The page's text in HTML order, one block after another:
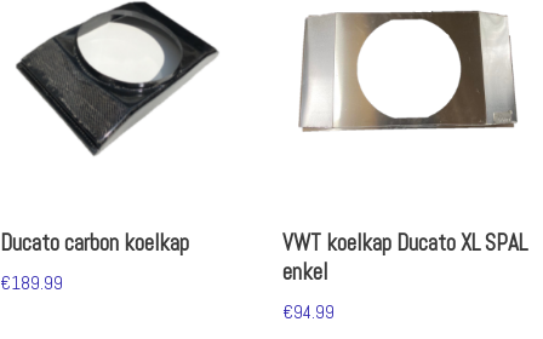
Ducato carbon koelkap
€189.99
VWT koelkap Ducato XL SPAL
enkel
€94.99